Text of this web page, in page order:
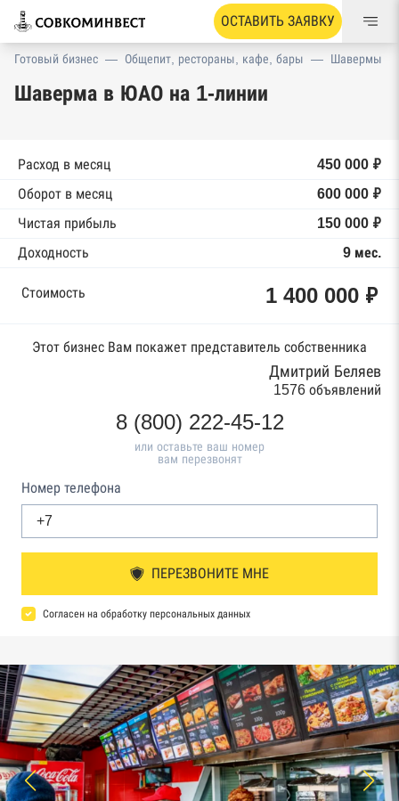
ОСТАВИТЬ ЗАЯВКУ
Готовый бизнес — Общепит, рестораны, кафе, бары — Шавермы
Шаверма в ЮАО на 1-линии
Расход в месяц
450 000 ₽
Оборот в месяц
600 000 ₽
Чистая прибыль
150 000 ₽
Доходность
9 мес.
Стоимость 1 400 000 ₽
Этот бизнес Вам покажет представитель собственника
Дмитрий Беляев
1576 объявлений
8 (800) 222-45-12
или оставьте ваш номер
вам перезвонят
Номер телефона
ПЕРЕЗВОНИТЕ МНЕ
Согласен на обработку персональных данных